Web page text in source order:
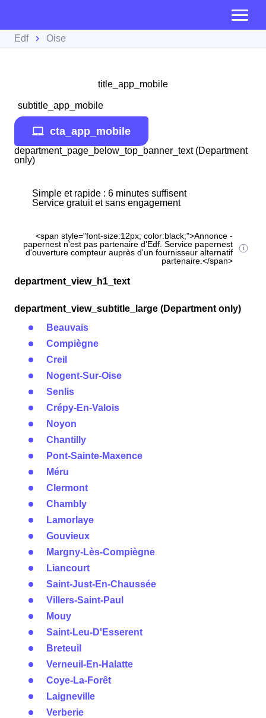
Edf Oise
title_app_mobile
subtitle_app_mobile
cta_app_mobile
department_page_below_top_banner_text (Department
only)
Simple et rapide : 6 minutes suffisent
Service gratuit et sans engagement
<span style="font-size:12px; color:black;">Annonce -
papernest n'est pas partenaire d'Edf. Service papernest
d'ouverture compteur auprès d'un fournisseur alternatif
partenaire.</span>
department_view_h1_text
department_view_subtitle_large (Department only)
Beauvais
Compiègne
Creil
Nogent-Sur-Oise
Senlis
Crépy-En-Valois
Noyon
Chantilly
Pont-Sainte-Maxence
Méru
Clermont
Chambly
Lamorlaye
Gouvieux
Margny-Lès-Compiègne
Liancourt
Saint-Just-En-Chaussée
Villers-Saint-Paul
Mouy
Saint-Leu-D'Esserent
Breteuil
Verneuil-En-Halatte
Coye-La-Forêt
Laigneville
Verberie